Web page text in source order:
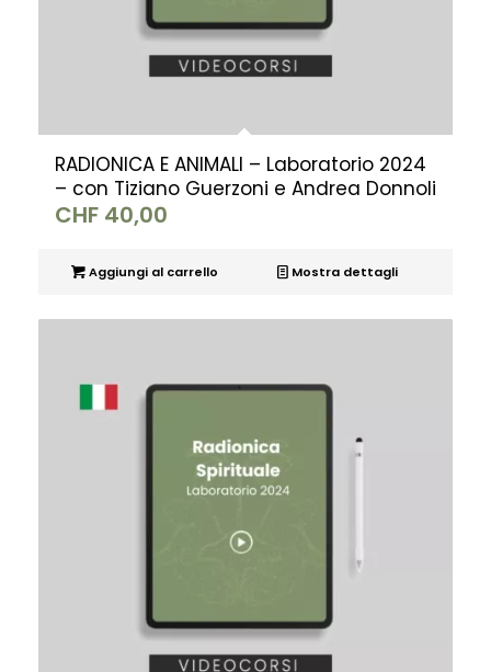
RADIONICA E ANIMALI – Laboratorio 2024
– con Tiziano Guerzoni e Andrea Donnoli
CHF40,00
Aggiungi al carrello Mostra dettagli